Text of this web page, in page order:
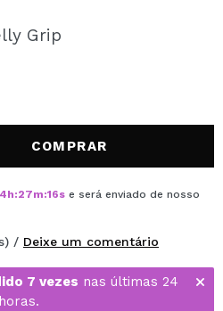
pode fazer as suas
o estado das suas
suas operações anteriores.
CONTA
Grip
COMPRAR
h:27m:16s e será enviado de nosso
/ Deixe um comentário
7 vezes nas últimas 24
horas.